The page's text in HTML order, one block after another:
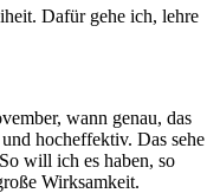
Dafür gehe ich, lehre
wann genau, das
hocheffektiv. Das sehe
will ich es haben, so
Wirksamkeit.